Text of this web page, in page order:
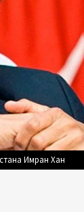
Имран Хан